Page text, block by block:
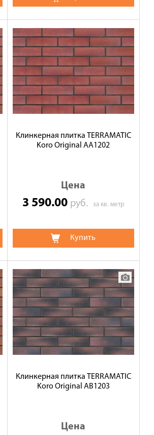
Клинкерная плитка TERRAMATIC
Koro Original АА1202
Цена
3 590.00 руб.за кв. метр
Купить
Клинкерная плитка TERRAMATIC
Koro Original АВ1203
Цена